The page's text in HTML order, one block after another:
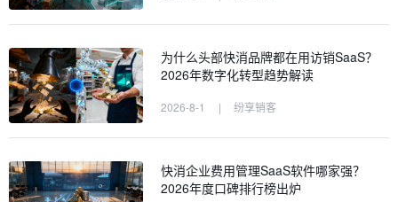
为什么头部快消品牌都在用访销SaaS？
2026年数字化转型趋势解读
2026-8-1 | 纷享销客
快消企业费用管理SaaS软件哪家强？
2026年度口碑排行榜出炉